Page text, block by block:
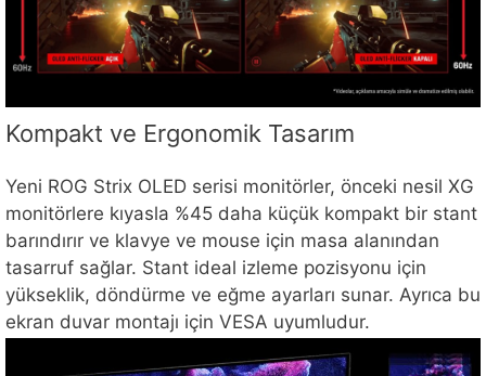
Kompakt ve Ergonomik Tasarım
Yeni ROG Strix OLED serisi monitörler, önceki nesil XG
monitörlere kıyasla %45 daha küçük kompakt bir stant
barındırır ve klavye ve mouse için masa alanından
tasarruf sağlar. Stant ideal izleme pozisyonu için
yükseklik, döndürme ve eğme ayarları sunar. Ayrıca bu
ekran duvar montajı için VESA uyumludur.